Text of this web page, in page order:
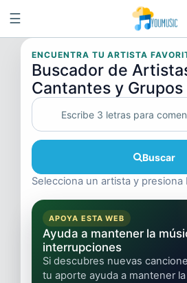
☰
ENCUENTRA TU ARTISTA
Buscador de
Cantantes y
Buscar
Selecciona un artista y presiona
APOYA ESTA WEB
Ayuda a mantener la
interrupciones
Si descubres nuevas
tu aporte ayuda a mantener